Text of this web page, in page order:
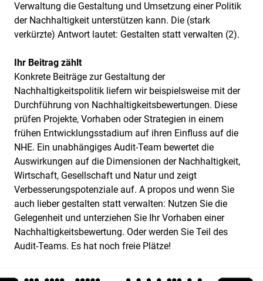
Verwaltung die Gestaltung und Umsetzung einer Politik
der Nachhaltigkeit unterstützen kann. Die (stark
verkürzte) Antwort lautet: Gestalten statt verwalten (2).
Ihr Beitrag zählt
Konkrete Beiträge zur Gestaltung der
Nachhaltigkeitspolitik liefern wir beispielsweise mit der
Durchführung von Nachhaltigkeitsbewertungen. Diese
prüfen Projekte, Vorhaben oder Strategien in einem
frühen Entwicklungsstadium auf ihren Einfluss auf die
NHE. Ein unabhängiges Audit-Team bewertet die
Auswirkungen auf die Dimensionen der Nachhaltigkeit,
Wirtschaft, Gesellschaft und Natur und zeigt
Verbesserungspotenziale auf. A propos und wenn Sie
auch lieber gestalten statt verwalten: Nutzen Sie die
Gelegenheit und unterziehen Sie Ihr Vorhaben einer
Nachhaltigkeitsbewertung. Oder werden Sie Teil des
Audit-Teams. Es hat noch freie Plätze!